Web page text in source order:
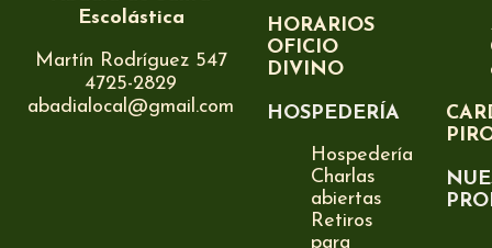
Escolástica
Martín Rodríguez 547
4725-2829
abadialocal@gmail.com
HORARIOS
OFICIO
DIVINO
HOSPEDERÍA
Hospedería
Charlas
abiertas
Retiros
para